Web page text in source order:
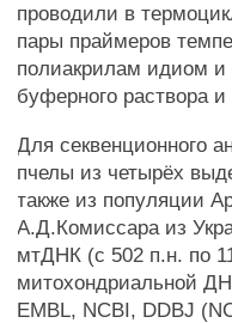
проводили в
пары праймеров
полиакрилам идиом и
буферного раствора
Для секвенционного
пчелы из четырёх
также из популяции
А.Д.Комиссара из
мтДНК (с 502 п.н. по
митохондриальной
EMBL, NCBI, DDBJ